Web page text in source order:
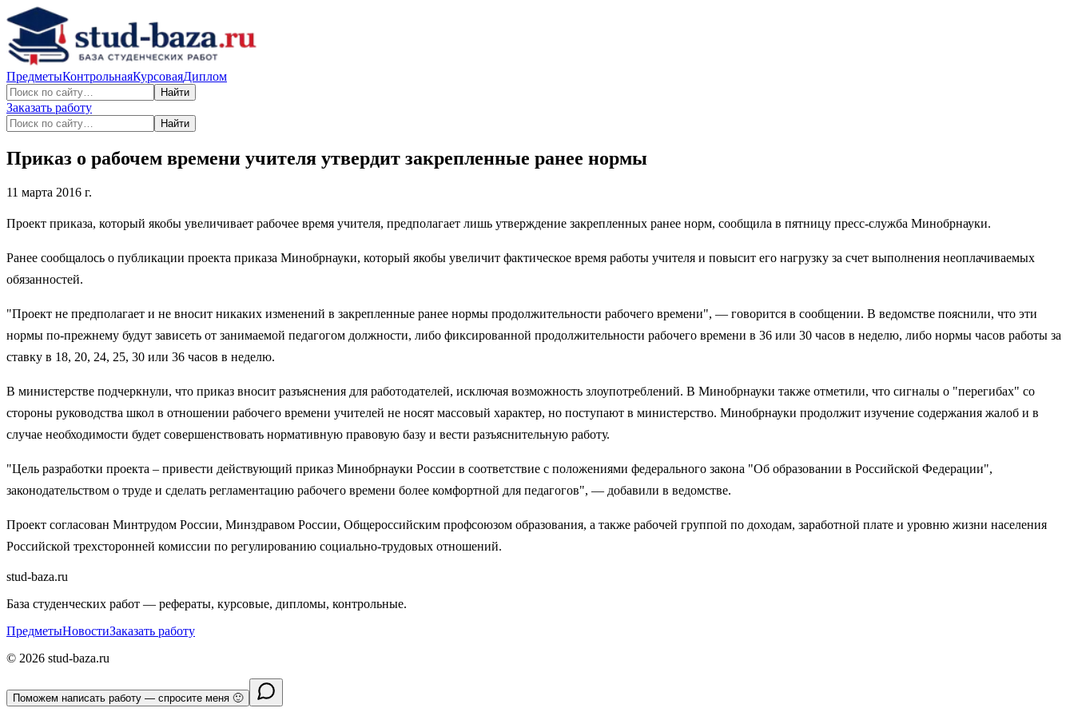
ПредметыКонтрольнаяКурсоваяДиплом
Найти
Заказать работу
Найти
Приказ о рабочем времени учителя утвердит закрепленные ранее нормы
11 марта 2016 г.
Проект приказа, который якобы увеличивает рабочее время учителя, предполагает лишь утверждение закрепленных ранее норм, сообщила в пятницу пресс-служба Минобрнауки.
Ранее сообщалось о публикации проекта приказа Минобрнауки, который якобы увеличит фактическое время работы учителя и повысит его нагрузку за счет выполнения неоплачиваемых
обязанностей.
"Проект не предполагает и не вносит никаких изменений в закрепленные ранее нормы продолжительности рабочего времени", — говорится в сообщении. В ведомстве пояснили, что эти
нормы по-прежнему будут зависеть от занимаемой педагогом должности, либо фиксированной продолжительности рабочего времени в 36 или 30 часов в неделю, либо нормы часов работы за
ставку в 18, 20, 24, 25, 30 или 36 часов в неделю.
В министерстве подчеркнули, что приказ вносит разъяснения для работодателей, исключая возможность злоупотреблений. В Минобрнауки также отметили, что сигналы о "перегибах" со
стороны руководства школ в отношении рабочего времени учителей не носят массовый характер, но поступают в министерство. Минобрнауки продолжит изучение содержания жалоб и в
случае необходимости будет совершенствовать нормативную правовую базу и вести разъяснительную работу.
"Цель разработки проекта – привести действующий приказ Минобрнауки России в соответствие с положениями федерального закона "Об образовании в Российской Федерации",
законодательством о труде и сделать регламентацию рабочего времени более комфортной для педагогов", — добавили в ведомстве.
Проект согласован Минтрудом России, Минздравом России, Общероссийским профсоюзом образования, а также рабочей группой по доходам, заработной плате и уровню жизни населения
Российской трехсторонней комиссии по регулированию социально-трудовых отношений.
stud-baza.ru
База студенческих работ — рефераты, курсовые, дипломы, контрольные.
ПредметыНовостиЗаказать работу
© 2026 stud-baza.ru
Поможем написать работу — спросите меня 🙂